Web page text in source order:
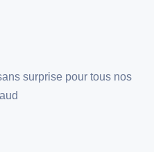
surprise pour tous nos